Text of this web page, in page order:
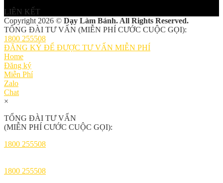
LIÊN KẾT
Copyright 2026 © Dạy Làm Bánh. All Rights Reserved.
TỔNG ĐÀI TƯ VẤN (MIỄN PHÍ CƯỚC CUỘC GỌI):
1800 255508
ĐĂNG KÝ ĐỂ ĐƯỢC TƯ VẤN MIỄN PHÍ
Home
Đăng ký
Miễn Phí
Zalo
Chat
×
TỔNG ĐÀI TƯ VẤN
(MIỄN PHÍ CƯỚC CUỘC GỌI):
1800 255508
1800 255508